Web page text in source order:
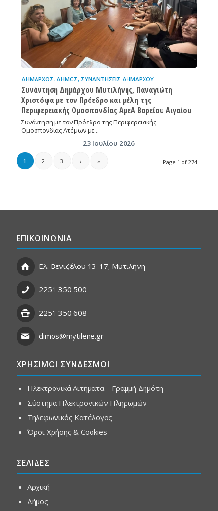
ΔΉΜΑΡΧΟΣ, ΔΉΜΟΣ, ΣΥΝΑΝΤΉΣΕΙΣ ΔΗΜΆΡΧΟΥ
Συνάντηση Δημάρχου Μυτιλήνης, Παναγιώτη
Χριστόφα με τον Πρόεδρο και μέλη της
Περιφερειακής Ομοσπονδίας ΑμεΑ Βορείου Αιγαίου
Συνάντηση με τον Πρόεδρο της Περιφερειακής
Ομοσπονδίας Ατόμων με…
23 Ιουλίου 2026
Page 1 of 274
1 2 3 › »
ΕΠΙΚΟΙΝΩΝΙΑ
Ελ. Βενιζέλου 13-17, Μυτιλήνη
2251 350 500
2251 350 608
dimos@mytilene.gr
ΧΡΗΣΙΜΟΙ ΣΥΝΔΕΣΜΟΙ
Ηλεκτρονικά Αιτήματα – Γραμμή Δημότη
Σύστημα Ηλεκτρονικών Πληρωμών
Τηλεφωνικός Κατάλογος
Όροι Χρήσης & Cookies
ΣΕΛΙΔΕΣ
Αρχική
Δήμος